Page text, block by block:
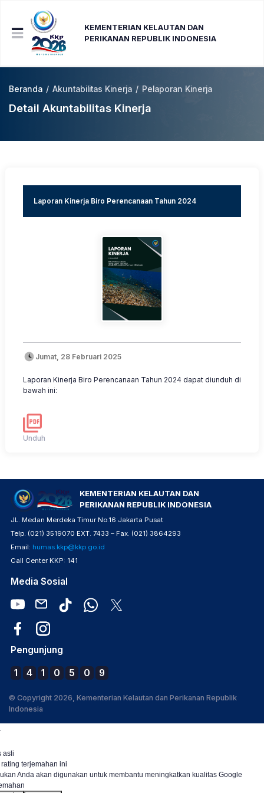
KEMENTERIAN KELAUTAN DAN
PERIKANAN REPUBLIK INDONESIA
Beranda / Akuntabilitas Kinerja / Pelaporan Kinerja
Detail Akuntabilitas Kinerja
Laporan Kinerja Biro Perencanaan Tahun 2024
Jumat, 28 Februari 2025
Laporan Kinerja Biro Perencanaan Tahun 2024 dapat diunduh di
bawah ini:
Unduh
KEMENTERIAN KELAUTAN DAN
PERIKANAN REPUBLIK INDONESIA
JL. Medan Merdeka Timur No.16 Jakarta Pusat
Telp. (021) 3519070 EXT. 7433 – Fax. (021) 3864293
Email: humas.kkp@kkp.go.id
Call Center KKP: 141
Media Sosial
Pengunjung
1 4 1 0 5 0 9
© Copyright 2026, Kementerian Kelautan dan Perikanan Republik
Indonesia
.
asli
terjemahan ini
Anda akan digunakan untuk membantu meningkatkan kualitas Google